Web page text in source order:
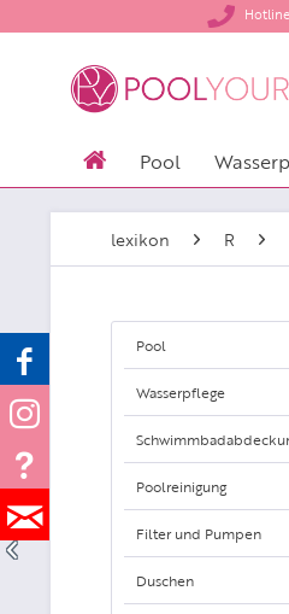
Pool
lexikon R
Pool
Wasserpflege
Poolreinigung
Filter und Pumpen
Duschen